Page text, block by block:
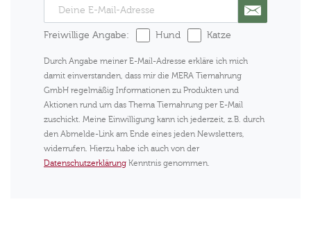
Freiwillige Angabe: Hund Katze
Durch Angabe meiner E-Mail-Adresse erkläre ich mich
damit einverstanden, dass mir die MERA Tiernahrung
GmbH regelmäßig Informationen zu Produkten und
Aktionen rund um das Thema Tiernahrung per E-Mail
zuschickt. Meine Einwilligung kann ich jederzeit, z.B. durch
den Abmelde-Link am Ende eines jeden Newsletters,
widerrufen. Hierzu habe ich auch von der
Datenschutzerklärung Kenntnis genommen.